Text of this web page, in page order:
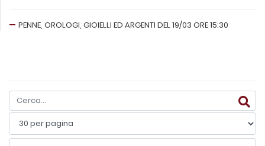
PENNE, OROLOGI, GIOIELLI ED ARGENTI DEL 19/03 ORE 15:30